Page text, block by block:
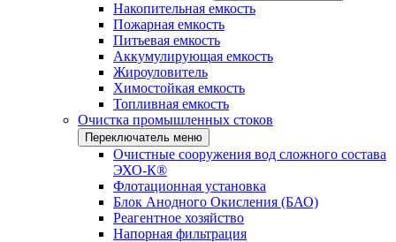
Накопительная емкость
Пожарная емкость
Питьевая емкость
Аккумулирующая емкость
Жироуловитель
Химостойкая емкость
Топливная емкость
Очистка промышленных стоков
Переключатель меню
Очистные сооружения вод сложного состава
ЭХО-К®
Флотационная установка
Блок Анодного Окисления (БАО)
Реагентное хозяйство
Напорная фильтрация